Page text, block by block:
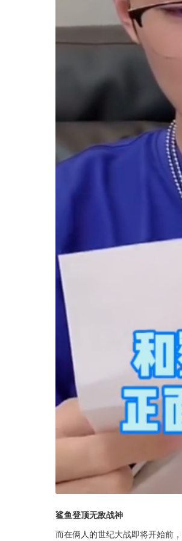
鲨鱼登顶无敌战神
而在俩人的世纪大战即将开始前